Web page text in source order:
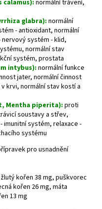
calamus): normální trávení,
glabra): normální
- antioxidant, normální
systém - klid,
normální stav
systém, prostata
intybus): normální funkce
jater, normální činnost
krvi, normální stav kostí a
Mentha piperita): proti
soustavy a střev,
systém, relaxace -
systému
pro usnadnění
kořen 38 mg, puškvorec
kořen 26 mg, máta
13 mg